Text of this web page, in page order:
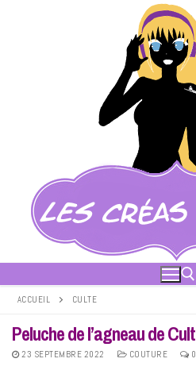
Rechercher :
ACCUEIL CULTE
Peluche de l’agneau de
23 SEPTEMBRE 2022 COUTURE